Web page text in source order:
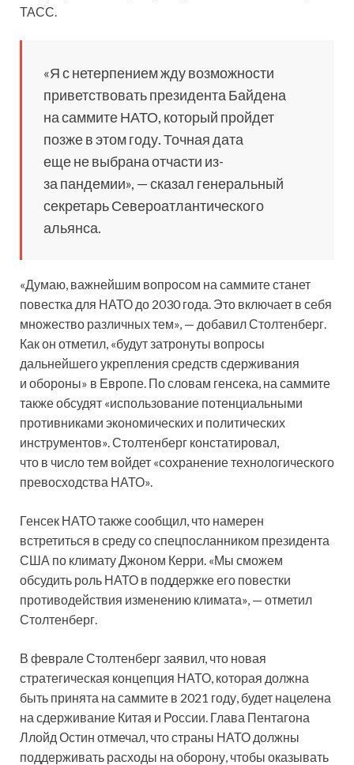
ТАСС.
«Я с нетерпением жду возможности
приветствовать президента Байдена
на саммите НАТО, который пройдет
позже в этом году. Точная дата
еще не выбрана отчасти из-
за пандемии», — сказал генеральный
секретарь Североатлантического
альянса.
«Думаю, важнейшим вопросом на саммите станет
повестка для НАТО до 2030 года. Это включает в себя
множество различных тем», — добавил Столтенберг.
Как он отметил, «будут затронуты вопросы
дальнейшего укрепления средств сдерживания
и обороны» в Европе. По словам генсека, на саммите
также обсудят «использование потенциальными
противниками экономических и политических
инструментов». Столтенберг констатировал,
что в число тем войдет «сохранение технологического
превосходства НАТО».
Генсек НАТО также сообщил, что намерен
встретиться в среду со спецпосланником президента
США по климату Джоном Керри. «Мы сможем
обсудить роль НАТО в поддержке его повестки
противодействия изменению климата», — отметил
Столтенберг.
В феврале Столтенберг заявил, что новая
стратегическая концепция НАТО, которая должна
быть принята на саммите в 2021 году, будет нацелена
на сдерживание Китая и России. Глава Пентагона
Ллойд Остин отмечал, что страны НАТО должны
поддерживать расходы на оборону, чтобы оказывать